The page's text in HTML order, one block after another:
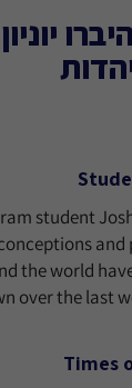
student
the world
over the last